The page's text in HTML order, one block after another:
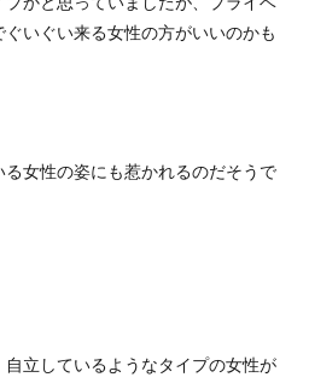
いぐい来る女性の方がいいのかも
女性の姿にも惹かれるのだそうで
立しているようなタイプの女性が